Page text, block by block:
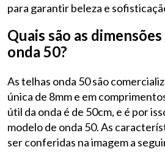
para garantir beleza e
Quais são as
onda 50?
As telhas onda 50 são
única de 8mm e em
útil da onda é de 50cm, e é por
modelo de onda 50. As
ser conferidas na imagem a